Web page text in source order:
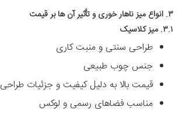
۳. انواع میز ناهار خوری و تأثیر آن ها بر قیمت
۳.۱. میز کلاسیک
طراحی سنتی و منبت کاری
جنس چوب طبیعی
قیمت بالا به دلیل کیفیت و جزئیات طراحی
مناسب فضاهای رسمی و لوکس